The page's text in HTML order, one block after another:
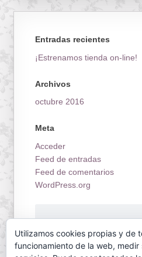
Entradas recientes
¡Estrenamos tienda on-line!
Archivos
octubre 2016
Meta
Acceder
Feed de entradas
Feed de comentarios
WordPress.org
Utilizamos cookies propias y de
funcionamiento de la web, medir